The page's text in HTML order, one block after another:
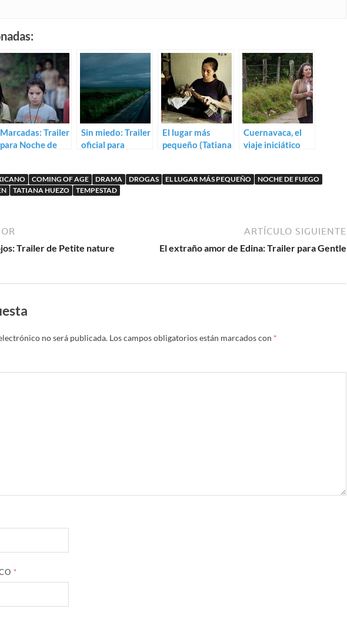
Marcadas: Trailer
para Noche de
Sin miedo: Trailer
oficial para
El lugar más
pequeño (Tatiana
Cuernavaca, el
viaje iniciático
COMING OF AGE DRAMA DROGAS EL LUGAR MÁS PEQUEÑO
NOCHE DE FUEGO
TATIANA HUEZO TEMPESTAD
Trailer de Petite nature
ARTÍCULO SIGUIENTE
El extraño amor de Edina: Trailer para Gentle
no será publicada. Los campos obligatorios están marcados con *
*